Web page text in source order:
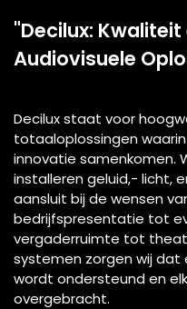
"Decilux:
Audiovisuele
Decilux staat voor
totaaloplossingen
innovatie samenkomen.
installeren geluid,- licht,
aansluit bij de wensen
bedrijfspresentatie tot
vergaderruimte tot
systemen zorgen wij dat
wordt ondersteund en
overgebracht.